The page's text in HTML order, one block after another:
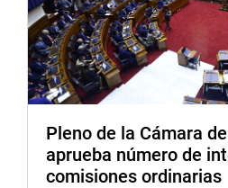
<https://twitter.com/
Youtube:http://
<http://www.youtube.com/
Soundcloud:https://
<https://soundcloud.com/
Pleno de la Cámara
aprueba número de
comisiones ordinarias